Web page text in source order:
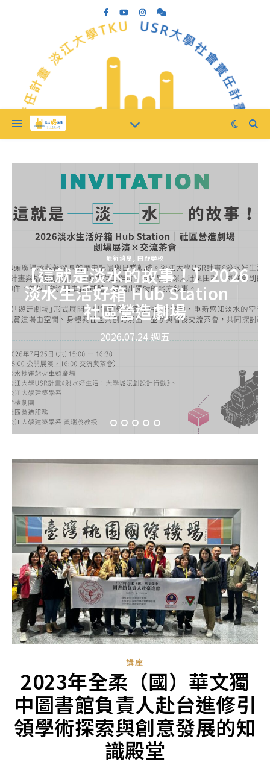
最新消息 , 田野學校
【這就是淡水的故事！】2026
淡水生活好箱 Hub Station｜
社區營造劇場
2026.07.24 週五
講座
2023年全柔（國）華文獨
中圖書館負責人赴台進修引
領學術探索與創意發展的知
識殿堂